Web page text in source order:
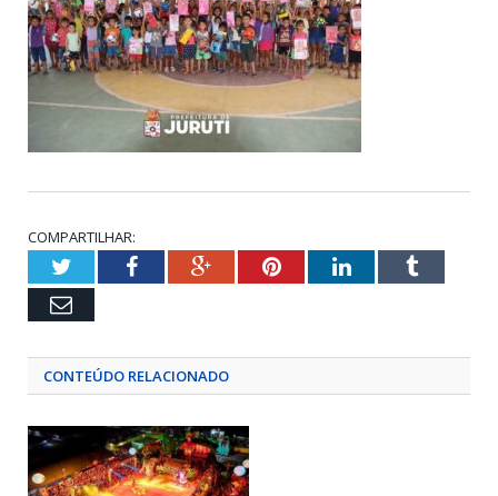
COMPARTILHAR:
TwitterFacebookGoogle+PinterestLinkedInTumblr
Email
CONTEÚDO RELACIONADO